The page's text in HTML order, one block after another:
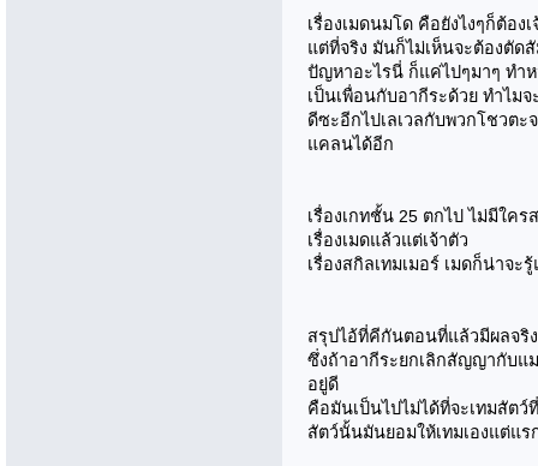
เรื่องเมดนมโด คือยังไงๆก็ต้อง
แต่ที่จริง มันก็ไม่เห็นจะต้องตัด
ปัญหาอะไรนี่ ก็แค่ไปๆมาๆ ทำ
เป็นเพื่อนกับอากีระด้วย ทำไมจ
ดีซะอีกไปเลเวลกับพวกโชวต
แคลนได้อีก
เรื่องเกทชั้น 25 ตกไป ไม่มีใคร
เรื่องเมดแล้วแต่เจ้าตัว
เรื่องสกิลเทมเมอร์ เมดก็น่าจะ
สรุปไอ้ที่คีกันตอนที่แล้วมีผลจริ
ซึ่งถ้าอากีระยกเลิกสัญญากับแ
อยู่ดี
คือมันเป็นไปไม่ได้ที่จะเทมสัตว์
สัตว์นั้นมันยอมให้เทมเองแต่แ